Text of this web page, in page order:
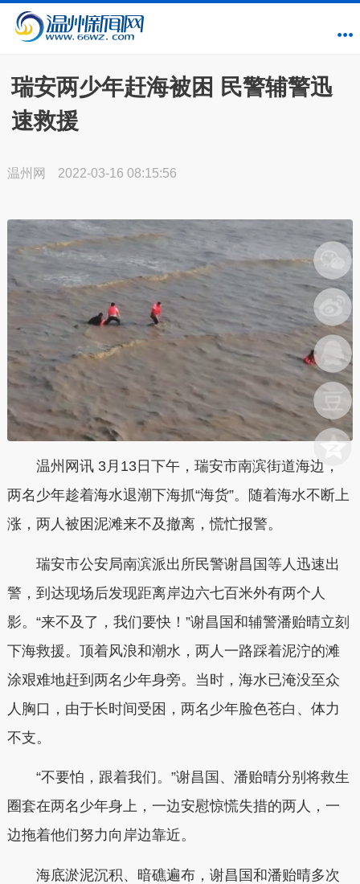
瑞安两少年赶海被困 民警辅警迅
速救援
温州网 2022-03-16 08:15:56
温州网讯 3月13日下午，瑞安市南滨街道海边，
两名少年趁着海水退潮下海抓“海货”。随着海水不断上
涨，两人被困泥滩来不及撤离，慌忙报警。
瑞安市公安局南滨派出所民警谢昌国等人迅速出
警，到达现场后发现距离岸边六七百米外有两个人
影。“来不及了，我们要快！”谢昌国和辅警潘贻晴立刻
下海救援。顶着风浪和潮水，两人一路踩着泥泞的滩
涂艰难地赶到两名少年身旁。当时，海水已淹没至众
人胸口，由于长时间受困，两名少年脸色苍白、体力
不支。
“不要怕，跟着我们。”谢昌国、潘贻晴分别将救生
圈套在两名少年身上，一边安慰惊慌失措的两人，一
边拖着他们努力向岸边靠近。
海底淤泥沉积、暗礁遍布，谢昌国和潘贻晴多次